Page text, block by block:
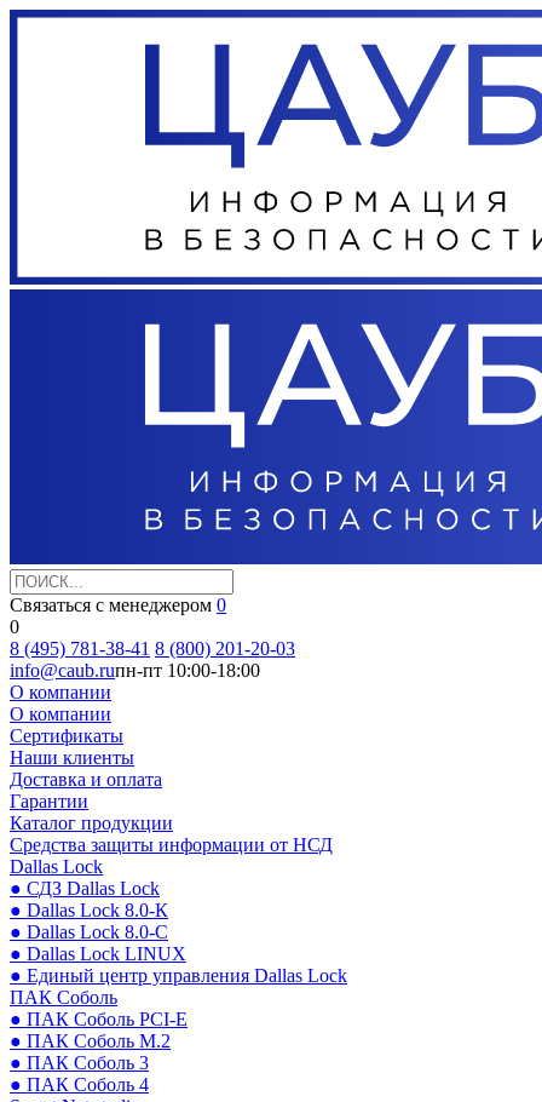
Связаться с менеджером 0
0
8 (495) 781-38-41 8 (800) 201-20-03
info@caub.ruпн-пт 10:00-18:00
О компании
О компании
Сертификаты
Наши клиенты
Доставка и оплата
Гарантии
Каталог продукции
Средства защиты информации от НСД
Dallas Lock
● СДЗ Dallas Lock
● Dallas Lock 8.0-К
● Dallas Lock 8.0-С
● Dallas Lock LINUX
● Единый центр управления Dallas Lock
ПАК Соболь
● ПАК Соболь PCI-E
● ПАК Соболь М.2
● ПАК Соболь 3
● ПАК Соболь 4